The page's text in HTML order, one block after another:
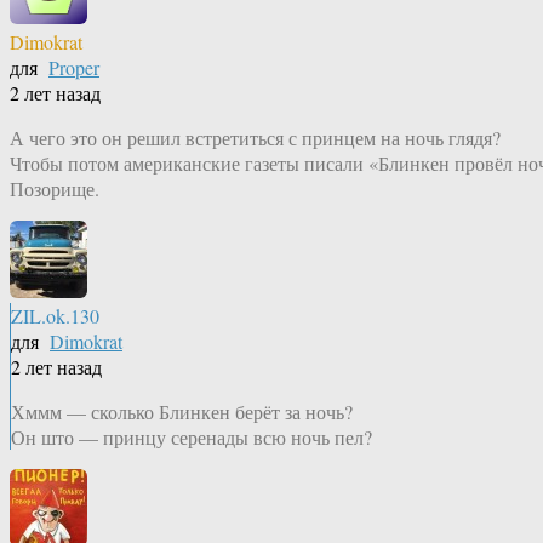
Dimokrat
для Proper
2 лет назад
А чего это он решил встретиться с принцем на ночь глядя?
Чтобы потом американские газеты писали «Блинкен провёл
Позорище.
ZIL.ok.130
для Dimokrat
2 лет назад
Хммм — сколько Блинкен берёт за ночь?
Он што — принцу серенады всю ночь пел?